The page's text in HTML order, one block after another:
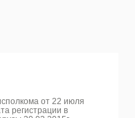
от 22 июля
регистрации в